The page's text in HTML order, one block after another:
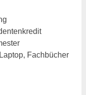
Fachbücher